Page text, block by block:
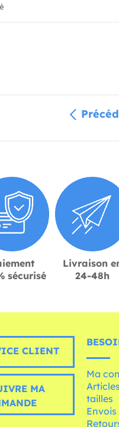
sécurisé
Livraison
24-48h
CLIENT
MA
Ma
tailles